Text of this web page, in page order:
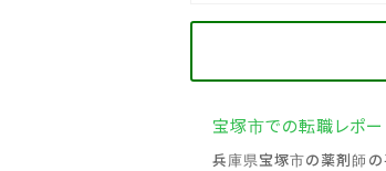
宝塚市での転職レポー
兵庫県宝塚市の薬剤師の